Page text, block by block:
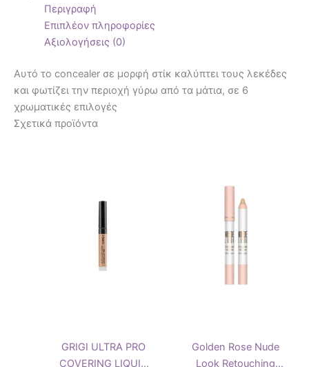
Περιγραφή
Επιπλέον πληροφορίες
Αξιολογήσεις (0)
Αυτό το concealer σε μορφή στίκ καλύπτει τους λεκέδες
και φωτίζει την περιοχή γύρω από τα μάτια, σε 6
χρωματικές επιλογές
Σχετικά προϊόντα
GRIGI ULTRA PRO
COVERING LIQUID
σελίδα
Golden Rose Nude
Look Retouching